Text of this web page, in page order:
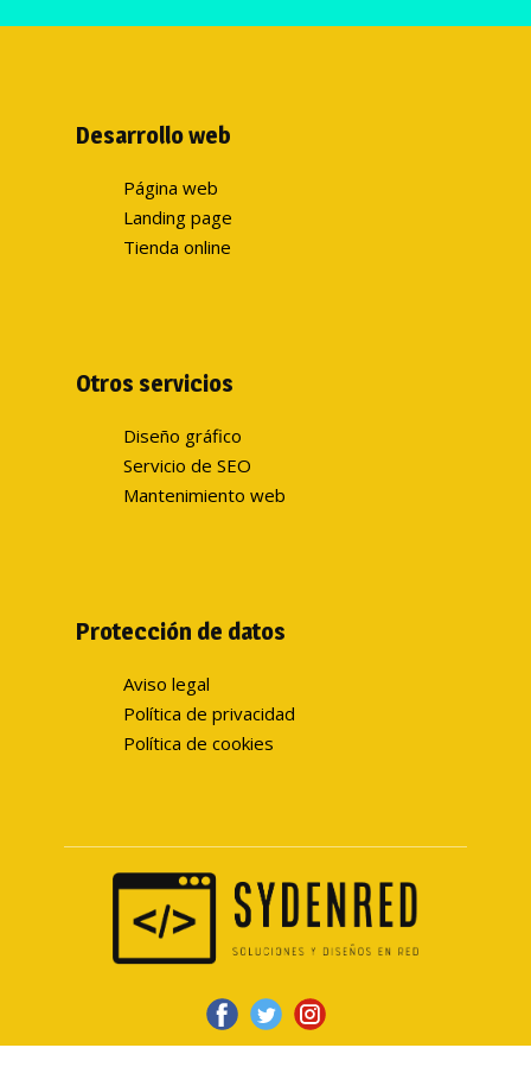
Desarrollo web
Página web
Landing page
Tienda online
Otros servicios
Diseño gráfico
Servicio de SEO
Mantenimiento web
Protección de datos
Aviso legal
Política de privacidad
Política de cookies